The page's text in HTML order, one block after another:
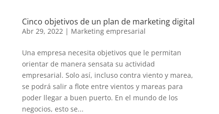
Cinco objetivos de un plan de marketing digital
Abr 29, 2022| Marketing empresarial
Una empresa necesita objetivos que le permitan
orientar de manera sensata su actividad
empresarial. Solo así, incluso contra viento y marea,
se podrá salir a flote entre vientos y mareas para
poder llegar a buen puerto. En el mundo de los
negocios, esto se...